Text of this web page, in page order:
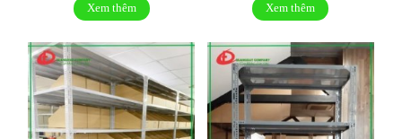
Xem thêm Xem thêm